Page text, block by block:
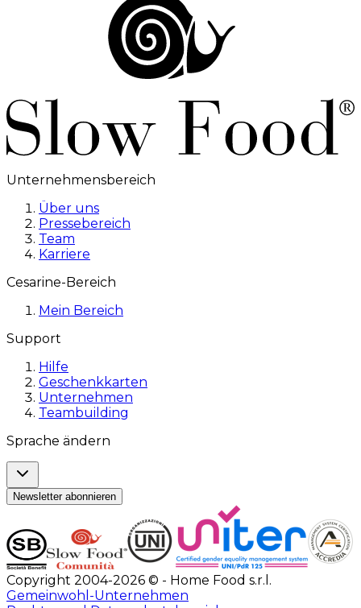
Unternehmensbereich
Über uns
Pressebereich
Team
Karriere
Cesarine-Bereich
Mein Bereich
Support
Hilfe
Geschenkkarten
Unternehmen
Teambuilding
Sprache ändern
Newsletter abonnieren
Copyright 2004-2026 © - Home Food s.r.l.
Gemeinwohl-Unternehmen